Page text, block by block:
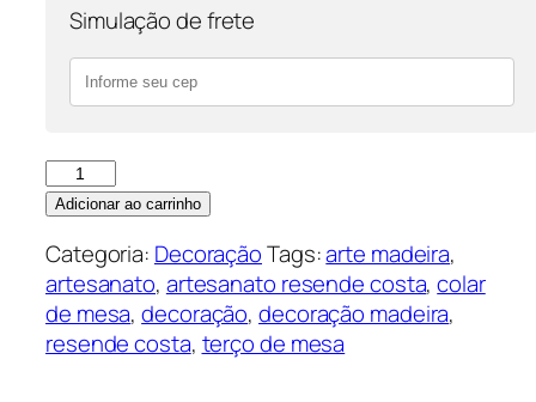
Simulação de frete
Colar
de
quantidade
Adicionar ao carrinho
Categoria: DecoraçãoTags:arte madeira,
artesanato, artesanato resende costa,colar
de mesa,decoração,decoração madeira,
resende costa, terço de mesa